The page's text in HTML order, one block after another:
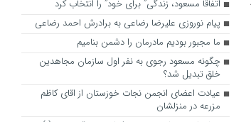
اتفاقا مسعود، زندگی” برای خود” را انتخاب کرد
پیام نوروزی علیرضا رضاعی به برادرش احمد رضاعی
ما مجبور بودیم مادرمان را دشمن بنامیم
چگونه مسعود رجوی به نفر اول سازمان مجاهدین
خلق تبدیل شد؟
عیادت اعضای انجمن نجات خوزستان از اقای کاظم
مزرعه در منزلشان